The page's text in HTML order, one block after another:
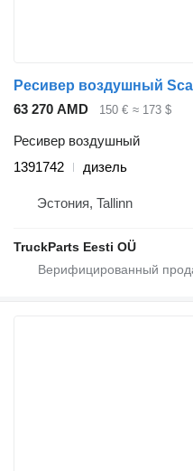
63 270 AMD 150 € ≈ 173 $
Ресивер воздушный
1391742
дизель
Эстония, Tallinn
TruckParts Eesti OÜ